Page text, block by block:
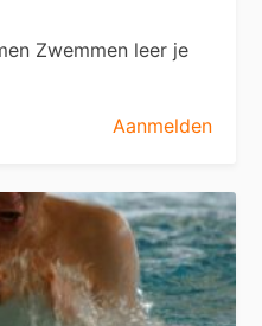
Zwemmen leer je
Aanmelden